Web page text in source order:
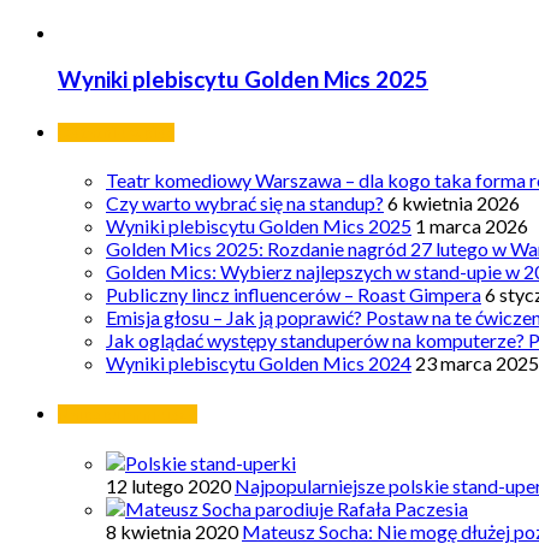
Wyniki plebiscytu Golden Mics 2025
Teatr komediowy Warszawa – dla kogo taka forma
Czy warto wybrać się na standup? 6 kwietnia 2026
Wyniki plebiscytu Golden Mics 2025 1 marca 2026
Golden Mics 2025: Rozdanie nagród 27 lutego w
Golden Mics: Wybierz najlepszych w stand-upie w
Publiczny lincz influencerów – Roast Gimpera6
Emisja głosu – Jak ją poprawić? Postaw na te
Jak oglądać występy standuperów na komputerze?
Wyniki plebiscytu Golden Mics 2024 23 marca 2025
12 lutego 2020 Najpopularniejsze polskie stand-
8 kwietnia 2020 Mateusz Socha: Nie mogę dłużej